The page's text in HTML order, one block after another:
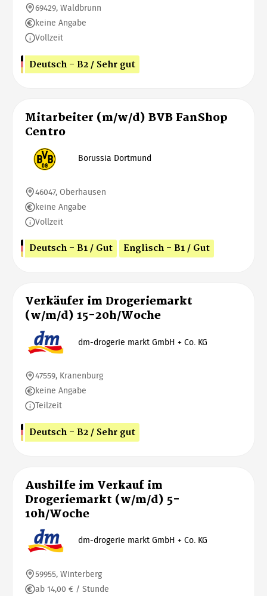
69429, Waldbrunn
keine Angabe
Vollzeit
Deutsch - B2 / Sehr gut
Mitarbeiter (m/w/d) BVB FanShop
Centro
Borussia Dortmund
46047, Oberhausen
keine Angabe
Vollzeit
Deutsch - B1 / Gut Englisch - B1 / Gut
Verkäufer im Drogeriemarkt
(w/m/d) 15-20h/Woche
dm-drogerie markt GmbH + Co. KG
47559, Kranenburg
keine Angabe
Teilzeit
Deutsch - B2 / Sehr gut
Aushilfe im Verkauf im
Drogeriemarkt (w/m/d) 5-
10h/Woche
dm-drogerie markt GmbH + Co. KG
59955, Winterberg
ab 14,00 € / Stunde